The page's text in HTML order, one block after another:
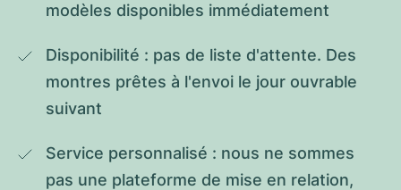
modèles disponibles immédiatement
Disponibilité : pas de liste d'attente. Des
montres prêtes à l'envoi le jour ouvrable
suivant
Service personnalisé : nous ne sommes
pas une plateforme de mise en relation,